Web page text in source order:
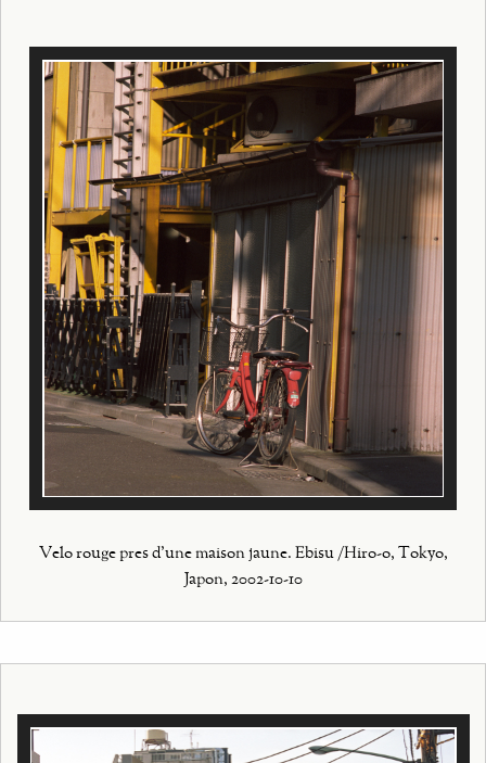
Velo rouge pres d'une maison jaune. Ebisu /Hiro-o, Tokyo,
Japon, 2002-10-10